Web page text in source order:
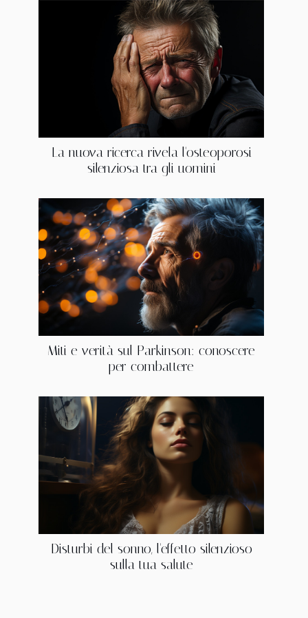
La nuova ricerca rivela l'osteoporosi
silenziosa tra gli uomini
Miti e verità sul Parkinson: conoscere
per combattere
Disturbi del sonno, l'effetto silenzioso
sulla tua salute